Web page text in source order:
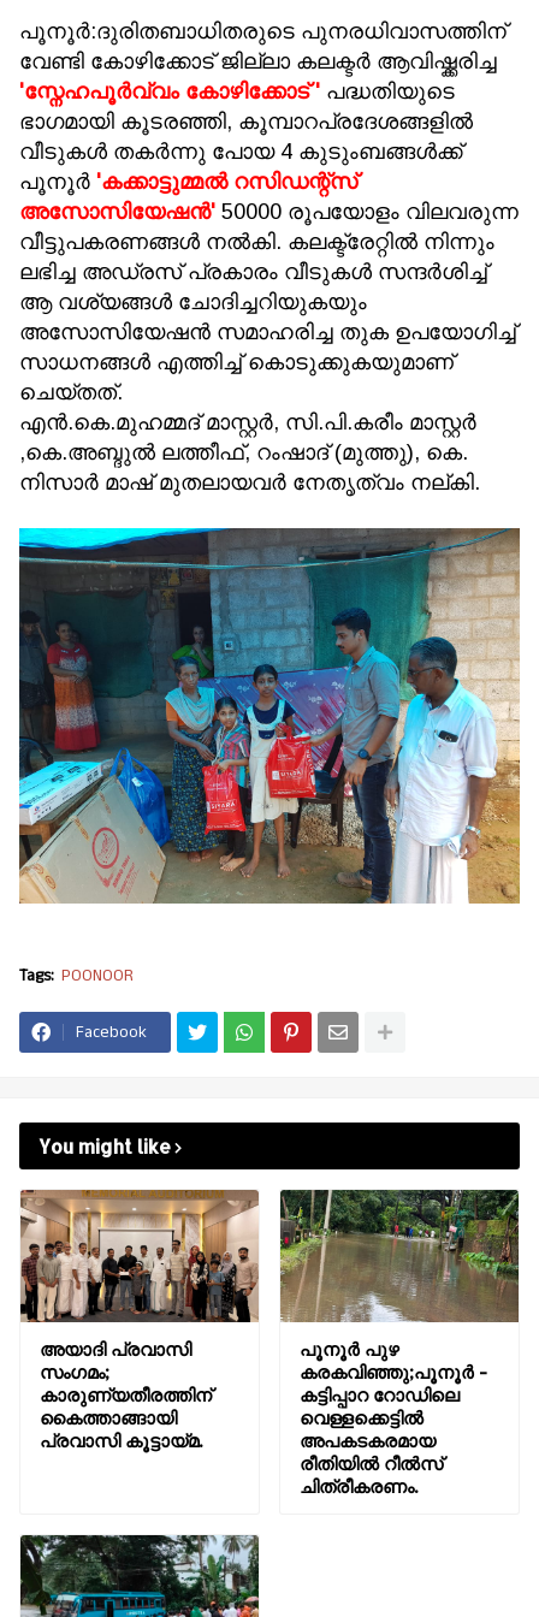
പൂനൂർ:ദുരിതബാധിതരുടെ പുനരധിവാസത്തിന്
വേണ്ടി കോഴിക്കോട് ജില്ലാ കലക്ടർ ആവിഷ്ക്കരിച്ച
'സ്നേഹപൂർവ്വം കോഴിക്കോട് ' പദ്ധതിയുടെ
ഭാഗമായി കൂടരഞ്ഞി, കൂമ്പാറപ്രദേശങ്ങളിൽ
വീടുകൾ തകർന്നു പോയ 4 കുടുംബങ്ങൾക്ക്
പൂനൂർ 'കക്കാട്ടുമ്മൽ റസിഡന്റ്സ്
അസോസിയേഷൻ' 50000 രൂപയോളം വിലവരുന്ന
വീട്ടുപകരണങ്ങൾ നൽകി. കലക്ട്രേറ്റിൽ നിന്നും
ലഭിച്ച അഡ്രസ് പ്രകാരം വീടുകൾ സന്ദർശിച്ച്
ആ വശ്യങ്ങൾ ചോദിച്ചറിയുകയും
അസോസിയേഷൻ സമാഹരിച്ച തുക ഉപയോഗിച്ച്
സാധനങ്ങൾ എത്തിച്ച് കൊടുക്കുകയുമാണ്
ചെയ്തത്.
എൻ.കെ.മുഹമ്മദ് മാസ്റ്റർ, സി.പി.കരീം മാസ്റ്റർ
,കെ.അബ്ദുൽ ലത്തീഫ്, റംഷാദ് (മുത്തു), കെ.
നിസാർ മാഷ് മുതലായവർ നേതൃത്വം നല്കി.
Tags: POONOOR
Facebook
You might like
അയാദി പ്രവാസി
സംഗമം;
കാരുണ്യതീരത്തിന്
കൈത്താങ്ങായി
പ്രവാസി കൂട്ടായ്മ.
പൂനൂർ പുഴ
കരകവിഞ്ഞു;പൂനൂർ -
കട്ടിപ്പാറ റോഡിലെ
വെള്ളക്കെട്ടിൽ
അപകടകരമായ
രീതിയിൽ റീൽസ്
ചിത്രീകരണം.